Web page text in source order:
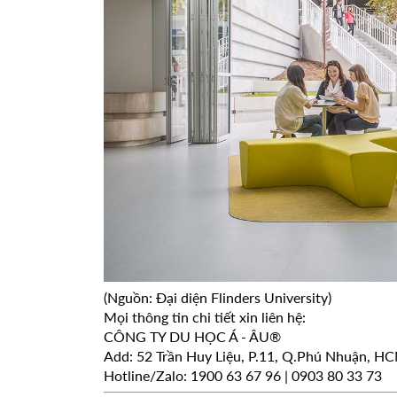
(Nguồn: Đại diện Flinders University)
Mọi thông tin chi tiết xin liên hệ:
CÔNG TY DU HỌC Á - ÂU®
Add: 52 Trần Huy Liệu, P.11, Q.Phú Nhuận,
Hotline/Zalo: 1900 63 67 96 | 0903 80 33 73